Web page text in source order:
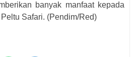
banyak manfaat kepada
Safari. (Pendim/Red)